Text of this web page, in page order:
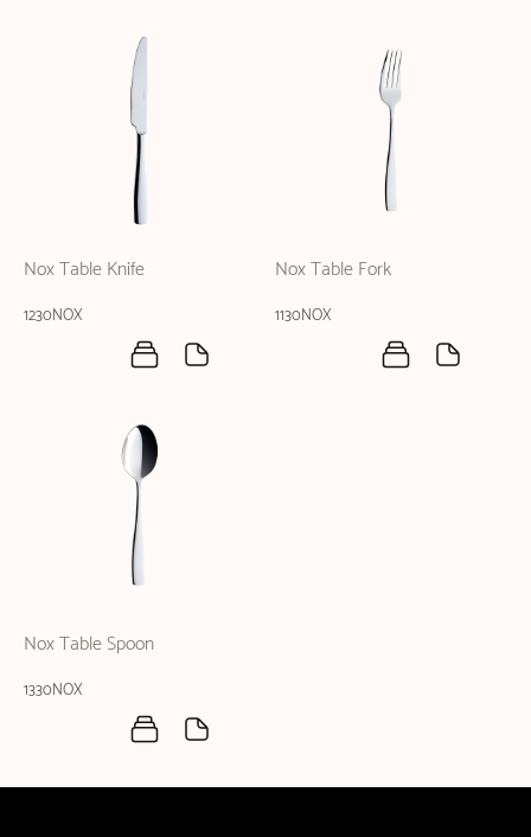
Nox Table Knife
1230NOX
Nox Table Fork
1130NOX
Nox Table Spoon
1330NOX